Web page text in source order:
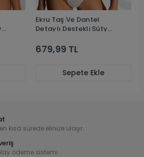
Ekru Taş Ve Dantel
Detaylı Destekli Sütyen
679,99 TL
Sepete Ekle
kısa sürede elinize ulaşır.
ödeme sistemi